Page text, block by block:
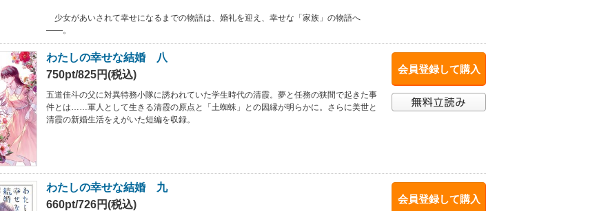
少女があいされて幸せになるまでの物語は、婚礼を迎え、幸せな「家族」の物語へ
――。
会員登録して購入
わたしの幸せな結婚 八
750pt/825円(税込)
五道佳斗の父に対異特務小隊に誘われていた学生時代の清霞。夢と任務の狭間で起きた事
件とは……軍人として生きる清霞の原点と「土蜘蛛」との因縁が明らかに。さらに美世と
清霞の新婚生活をえがいた短編を収録。
会員登録して購入
わたしの幸せな結婚 九
660pt/726円(税込)